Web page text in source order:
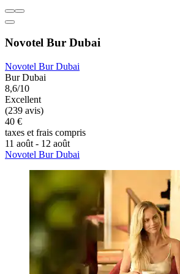
Novotel Bur Dubai
Novotel Bur Dubai
Bur Dubai
8,6/10
Excellent
(239 avis)
40 €
taxes et frais compris
11 août - 12 août
Novotel Bur Dubai